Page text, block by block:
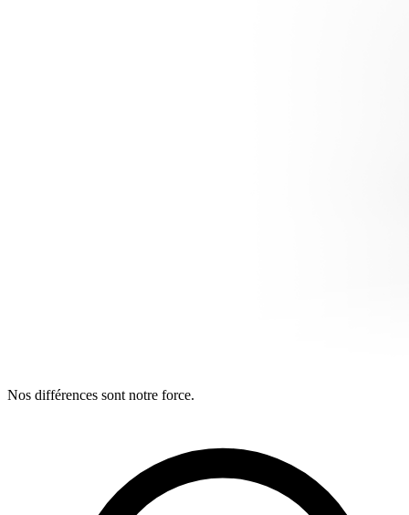
Nos différences sont notre force.